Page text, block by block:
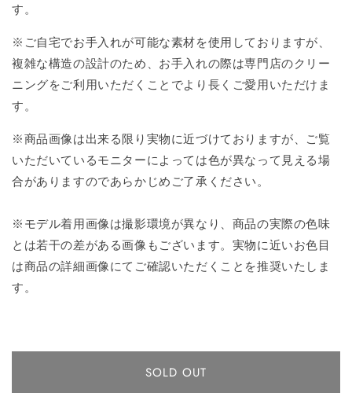
す。
※ご自宅でお手入れが可能な素材を使用しておりますが、
複雑な構造の設計のため、お手入れの際は専門店のクリー
ニングをご利用いただくことでより長くご愛用いただけま
す。
※商品画像は出来る限り実物に近づけておりますが、ご覧
いただいているモニターによっては色が異なって見える場
合がありますのであらかじめご了承ください。
※モデル着用画像は撮影環境が異なり、商品の実際の色味
とは若干の差がある画像もございます。実物に近いお色目
は商品の詳細画像にてご確認いただくことを推奨いたしま
す。
SOLD OUT